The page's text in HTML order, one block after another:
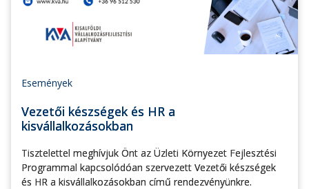
Események
Vezetői készségek és HR a
kisvállalkozásokban
Tisztelettel meghívjuk Önt az Üzleti Környezet Fejlesztési
Programmal kapcsolódóan szervezett Vezetői készségek
és HR a kisvállalkozásokban című rendezvényünkre.